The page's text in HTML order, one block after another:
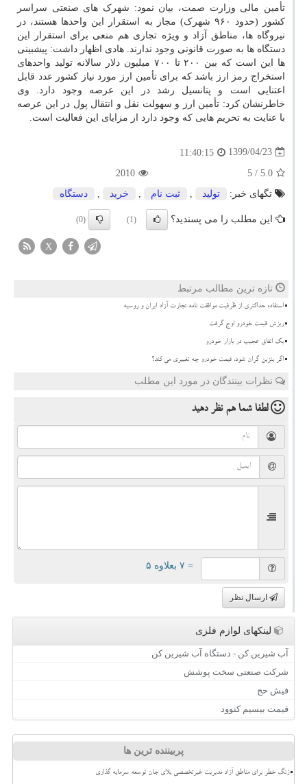
تأمین مالی وزارت صمت، بیان نمود: شهرک های صنعتی سراسر
کشور (حدود ۹۶۰ شهرک) مجاز به استقرار این واحدها هستند، در
نیروگاه ها، مناطق آزاد و ویژه تجاری هم منعی برای استقرار این
دستگاه ها به صورت قانونی وجود ندارند. هادی اظهار داشت: پیشبینی
ها این است که بین ۲۰۰ تا ۷۰۰ میلیون دلار سالانه تولید واحدهای
استخراج رمز ارز باشد که برای تأمین ارز مورد نیاز کشور عدد قابل
اعتنایی است و پتانسیل رشد در این عرصه وجود دارد. وی
خاطرنشان کرد: تأمین ارز و سهولت نقل و انتقال پول در این عرصه
با عنایت به تحریم هایی که وجود دارد از مزایای این فعالیت است.
1399/04/23
11:40:15
5.0
/ 5
2010
تگهای خبر:
تولید , ثبت نام , خرید , دستگاه
این مطلب را می پسندید؟ (1)
(0)
X
تازه ترین مطالب مرتبط
استفاده حداکثری از ظرفیت موافقت نامه تجارت آزاد ایران و روسیه
ریزش قیمت خودرو اوج گرفت
بک اتفاق عجیب در بازار خودرو
اگر بنزین گران شود، قیمت خودرو چه تغییری می کند؟
نظرات بینندگان در مورد این مطلب
لطفا شما همنظر دهید
= ۷ بعلاوه ۵
ارسال نظر
لینکهای لوازم فلزی
آب شیرین کن - دستگاه آب شیرین کن
شرکت صنعتی سخت پوشش
فیش حج
قیمت بیسیم کنوود
پربیننده ترین ها
زنگ خطر برای مناطق آزاد مدیریت غیرتخصصی بلای جان توسعه سرمایه گذاری